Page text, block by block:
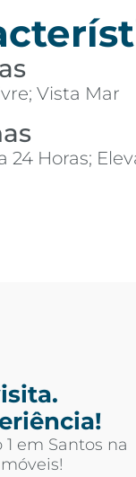
Vista Mar
24 Horas;
em Santos na